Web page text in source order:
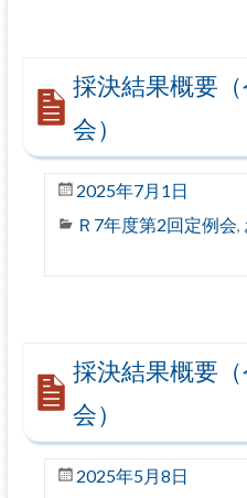
採決結果概要
会）
2025年7月1日
Ｒ7年度第2回定例会,
採決結果概要
会）
2025年5月8日